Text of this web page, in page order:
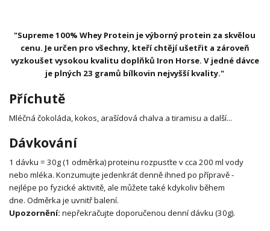
"Supreme 100% Whey Protein je výborný protein za skvělou
cenu. Je určen pro všechny, kteří chtějí ušetřit a zároveň
vyzkoušet vysokou kvalitu doplňků Iron Horse. V jedné dávce
je plných 23 gramů bílkovin nejvyšší kvality."
Příchutě
Mléčná čokoláda, kokos, arašídová chalva a tiramisu a další...
Dávkování
1 dávku = 30g (1 odměrka) proteinu rozpusťte v cca 200 ml vody
nebo mléka. Konzumujte jedenkrát denně ihned po přípravě -
nejlépe po fyzické aktivitě, ale můžete také kdykoliv během
dne. Odměrka je uvnitř balení.
Upozornění: nepřekračujte doporučenou denní dávku (30g).